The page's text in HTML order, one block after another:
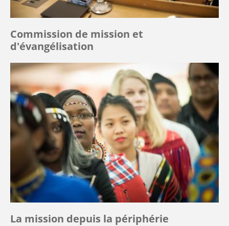
Commission de mission et
d'évangélisation
La mission depuis la périphérie